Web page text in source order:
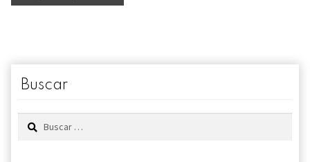
Buscar
Buscar: